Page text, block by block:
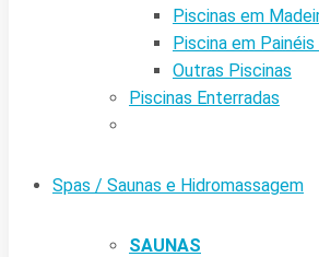
Piscinas em
Piscina em
Outras Piscinas
Piscinas Enterradas
Spas / Saunas e Hidromassagem
SAUNAS